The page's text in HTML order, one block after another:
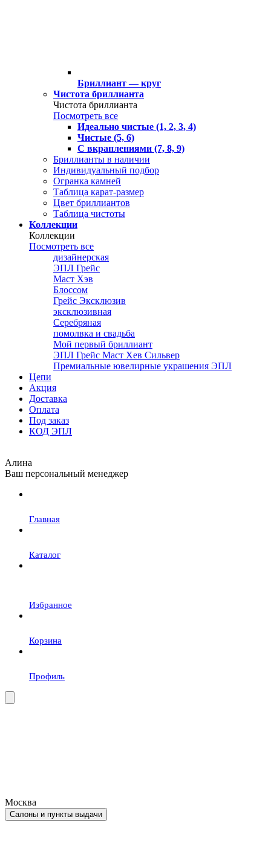
Бриллиант — круг
Чистота бриллианта
Чистота бриллианта
Посмотреть все
Идеально чистые (1, 2, 3, 4)
Чистые (5, 6)
С вкраплениями (7, 8, 9)
Бриллианты в наличии
Индивидуальный подбор
Огранка камней
Таблица карат-размер
Цвет бриллиантов
Таблица чистоты
Коллекции
Коллекции
Посмотреть все
дизайнерская
ЭПЛ Грейс
Маст Хэв
Блоссом
Грейс Эксклюзив
эксклюзивная
Серебряная
помолвка и свадьба
Мой первый бриллиант
ЭПЛ Грейс Маст Хев Сильвер
Премиальные ювелирные украшения ЭПЛ
Цепи
Акция
Доставка
Оплата
Под заказ
КОД ЭПЛ
Алина
Ваш персональный менеджер
Главная
Каталог
Избранное
Корзина
Профиль
Москва
Салоны и пункты выдачи